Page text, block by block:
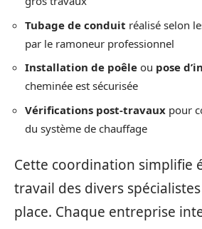
Tubage de conduit réalisé selon
par le ramoneur professionnel
Installation de poêle ou pose
cheminée est sécurisée
Vérifications post-travaux pour
du système de chauffage
Cette coordination simplifie
travail des divers
place. Chaque entreprise